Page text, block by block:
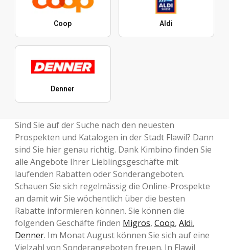
Coop Aldi
Denner
Sind Sie auf der Suche nach den neuesten
Prospekten und Katalogen in der Stadt Flawil? Dann
sind Sie hier genau richtig. Dank Kimbino finden Sie
alle Angebote Ihrer Lieblingsgeschäfte mit
laufenden Rabatten oder Sonderangeboten.
Schauen Sie sich regelmässig die Online-Prospekte
an damit wir Sie wöchentlich über die besten
Rabatte informieren können. Sie können die
folgenden Geschäfte finden Migros, Coop, Aldi,
Denner. Im Monat August können Sie sich auf eine
Vielzahl von Sonderangeboten freuen. In Flawil